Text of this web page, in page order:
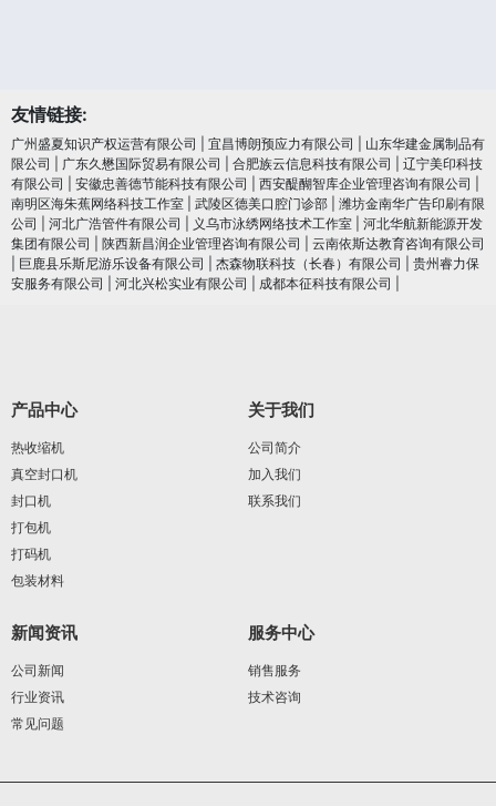
友情链接:
广州盛夏知识产权运营有限公司 宜昌博朗预应力有限公司
山东华建金属制品有
限公司
广东久懋国际贸易有限公司 合肥族云信息科技有限公司
辽宁美印科技
有限公司
安徽忠善德节能科技有限公司 西安醍醐智库企业管理咨询有限公司
南明区海朱蕉网络科技工作室
武陵区德美口腔门诊部
潍坊金南华广告印刷有限
公司
河北广浩管件有限公司 义乌市泳绣网络技术工作室
河北华航新能源开发
集团有限公司
陕西新昌润企业管理咨询有限公司
云南依斯达教育咨询有限公司
巨鹿县乐斯尼游乐设备有限公司 杰森物联科技（长春）有限公司
贵州睿力保
安服务有限公司
河北兴松实业有限公司 成都本征科技有限公司
产品中心
热收缩机
真空封口机
封口机
打包机
打码机
包装材料
关于我们
公司简介
加入我们
联系我们
新闻资讯
公司新闻
行业资讯
常见问题
服务中心
销售服务
技术咨询